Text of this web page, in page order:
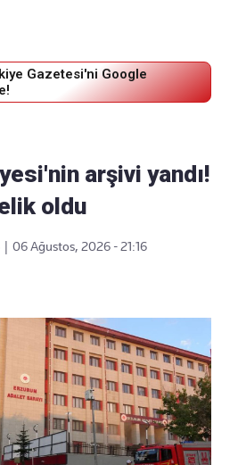
Gazetesi'ni Google
arşivi yandı!
oldu
06 Ağustos, 2026 - 21:16